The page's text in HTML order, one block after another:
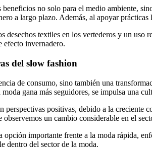
beneficios no solo para el medio ambiente,
a largo plazo. Además, al apoyar
desechos textiles en los vertederos y un
efecto invernadero.
del slow fashion
de consumo, sino también una
gana más seguidores, se impulsa una
perspectivas positivas, debido a la
un cambio considerable en el
importante frente a la moda rápida,
dentro del sector de la moda.